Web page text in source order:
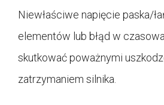
Niewłaściwe napięcie paska/
elementów lub błąd w
skutkować poważnymi
zatrzymaniem silnika.